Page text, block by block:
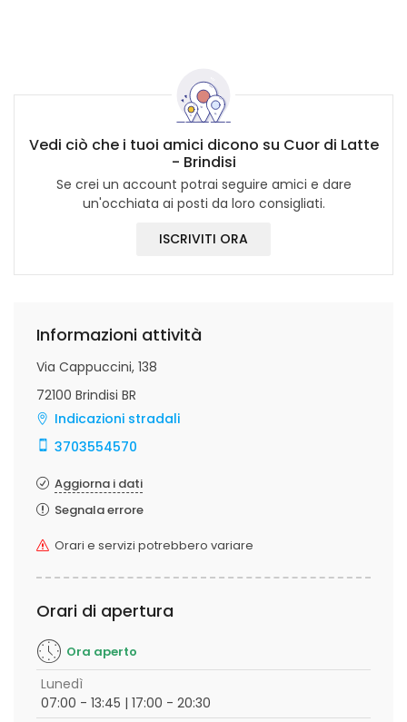
Vedi ciò che i tuoi amici dicono su Cuor di Latte
- Brindisi
Se crei un account potrai seguire amici e dare
un'occhiata ai posti da loro consigliati.
ISCRIVITI ORA
Informazioni attività
Via Cappuccini, 138
72100 Brindisi BR
Indicazioni stradali
3703554570
Aggiorna i dati
Segnala errore
Orari e servizi potrebbero variare
Orari di apertura
Ora aperto
Lunedì
07:00 - 13:45 | 17:00 - 20:30